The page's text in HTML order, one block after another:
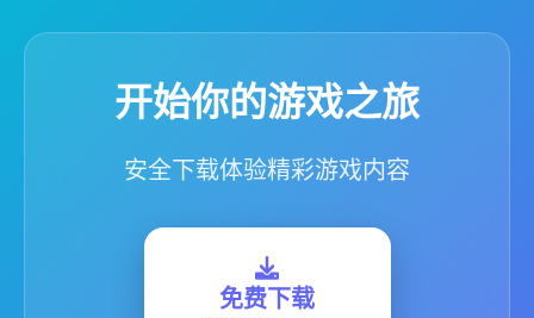
开始你的游戏之旅
安全下载体验精彩游戏内容
免费下载